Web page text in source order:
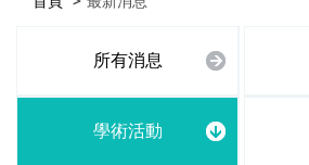
所有消息
學術活動